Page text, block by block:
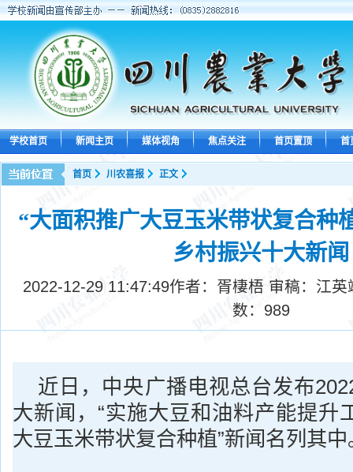
学校首页 新闻主页 媒体视角 焦点关注 首页置顶 首
首页 川农喜报 正文
“大面积推广大豆玉米带状复合种
乡村振兴十大新闻
2022-12-29 11:47:49作者：胥棲梧 审稿：江
数： 989
近日，中央广播电视总台发布
大新闻，“实施大豆和油料产能提升
大豆玉米带状复合种植”新闻名列其中